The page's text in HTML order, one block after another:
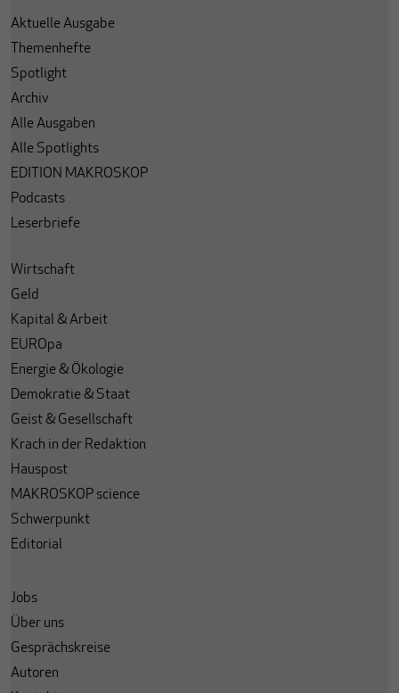
Aktuelle Ausgabe
Themenhefte
Spotlight
Archiv
Alle Ausgaben
Alle Spotlights
EDITION MAKROSKOP
Podcasts
Leserbriefe
Wirtschaft
Geld
Kapital & Arbeit
EUROpa
Energie & Ökologie
Demokratie & Staat
Geist & Gesellschaft
Krach in der Redaktion
Hauspost
MAKROSKOP science
Schwerpunkt
Editorial
Jobs
Über uns
Gesprächskreise
Autoren